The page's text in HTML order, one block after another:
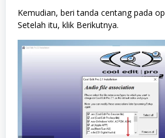
Kemudian, beri tanda centang pada
Setelah itu, klik Berikutnya.